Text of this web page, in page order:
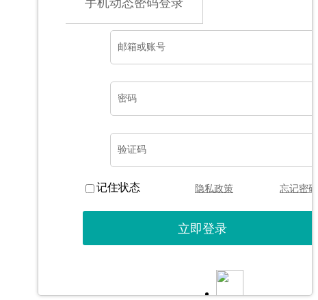
手机动态密码登录
邮箱或账号
密码
验证码
记住状态 隐私政策 忘记密